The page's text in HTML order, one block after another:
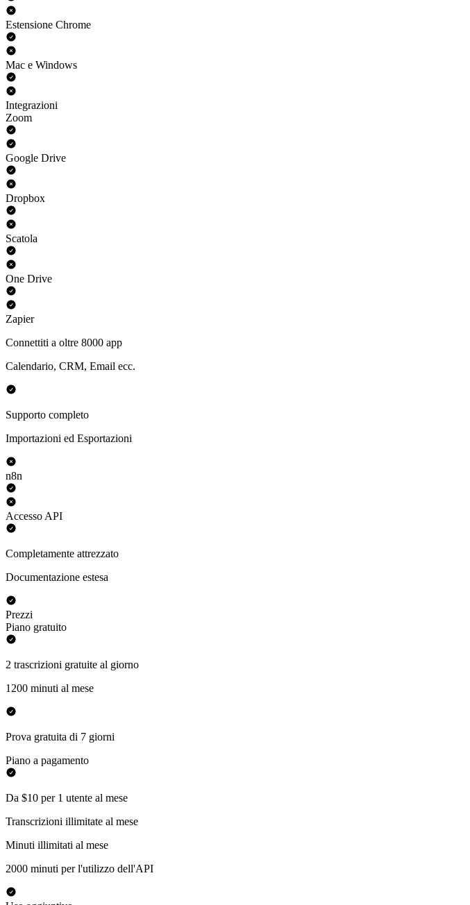
Estensione Chrome
Mac e Windows
Integrazioni
Zoom
Google Drive
Dropbox
Scatola
One Drive
Zapier
Connettiti a oltre 8000 app
Calendario, CRM, Email ecc.
Supporto completo
Importazioni ed Esportazioni
n8n
Accesso API
Completamente attrezzato
Documentazione estesa
Prezzi
Piano gratuito
2 trascrizioni gratuite al giorno
1200 minuti al mese
Prova gratuita di 7 giorni
Piano a pagamento
Da $10 per 1 utente al mese
Transcrizioni illimitate al mese
Minuti illimitati al mese
2000 minuti per l'utilizzo dell'API